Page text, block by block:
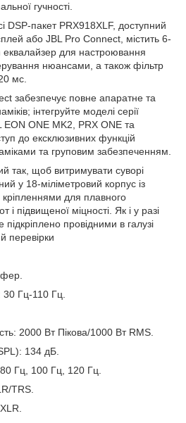
гучності.
DSP-пакет PRX918XLF, доступний
або JBL Pro Connect, містить 6-
для настроювання
нюансами, а також фільтр
мс.
забезпечує повне апаратне та
інтегруйте моделі серії
EON ONE MK2, PRX ONE та
до ексклюзивних функцій
та груповим забезпеченням.
так, щоб витримувати суворі
у 18-міліметровий корпус із
для плавного
і підвищеної міцності. Як і у разі
провідними в галузі
перевірки
30 Гц-110 Гц.
2000 Вт Пікова/1000 Вт RMS.
134 дБ.
Гц, 100 Гц, 120 Гц.
TRS.